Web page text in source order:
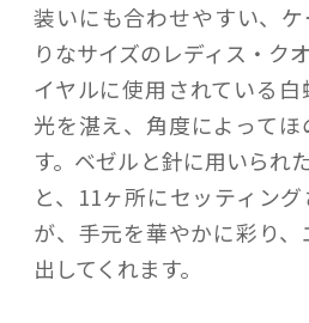
装いにも合わせやすい、
りなサイズのレディス・ク
イヤルに使用されている
光を湛え、角度によって
す。ベゼルと針に用いられ
と、11ヶ所にセッティン
が、手元を華やかに彩り
出してくれます。